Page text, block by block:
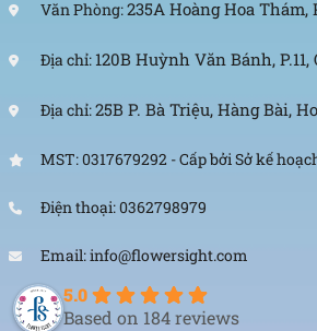
Văn Phòng:235A Hoàng Hoa Thám,
Địa chỉ: 120B Huỳnh Văn Bánh,
Địa chỉ:25B P. Bà Triệu, Hàng Bài,
MST: 0317679292 - Cấp bởi Sở kế
Điện thoại: 0362798979
Email: info@flowersight.com
5.0
Based on 184 reviews